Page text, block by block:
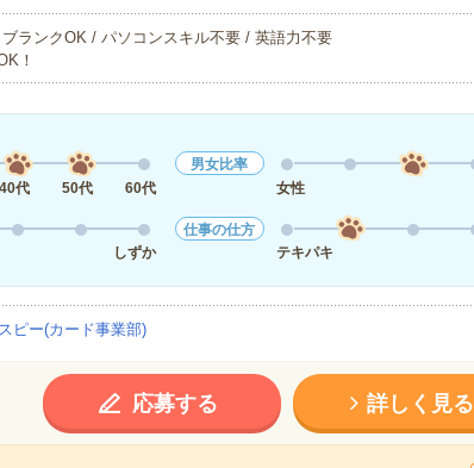
ランクOK / パソコンスキル不要 / 英語力不要
！
40代 50代 60代
男女比率
女性
しずか
仕事の仕方
テキパキ
ピー(カード事業部)
応募する 詳しく見る